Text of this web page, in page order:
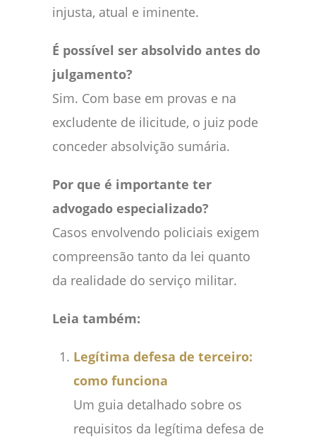
injusta, atual e iminente.
É possível ser absolvido antes do
julgamento?
Sim. Com base em provas e na
excludente de ilicitude, o juiz pode
conceder absolvição sumária.
Por que é importante ter
advogado especializado?
Casos envolvendo policiais exigem
compreensão tanto da lei quanto
da realidade do serviço militar.
Leia também:
Legítima defesa de terceiro:
como funciona
Um guia detalhado sobre os
requisitos da legítima defesa de